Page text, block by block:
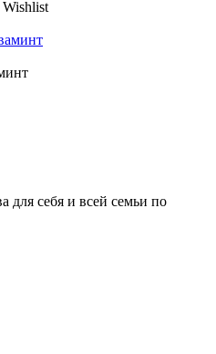
для себя и всей семьи по